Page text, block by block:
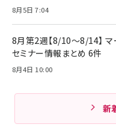
8月5日 7:04
8月第2週【8/10～8/14】 マ
セミナー情報まとめ 6件
8月4日 10:00
新